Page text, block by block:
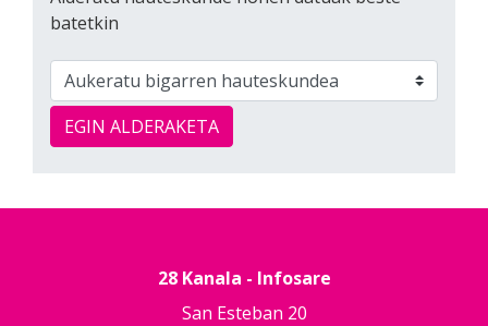
batetkin
EGIN ALDERAKETA
28 Kanala - Infosare
San Esteban 20